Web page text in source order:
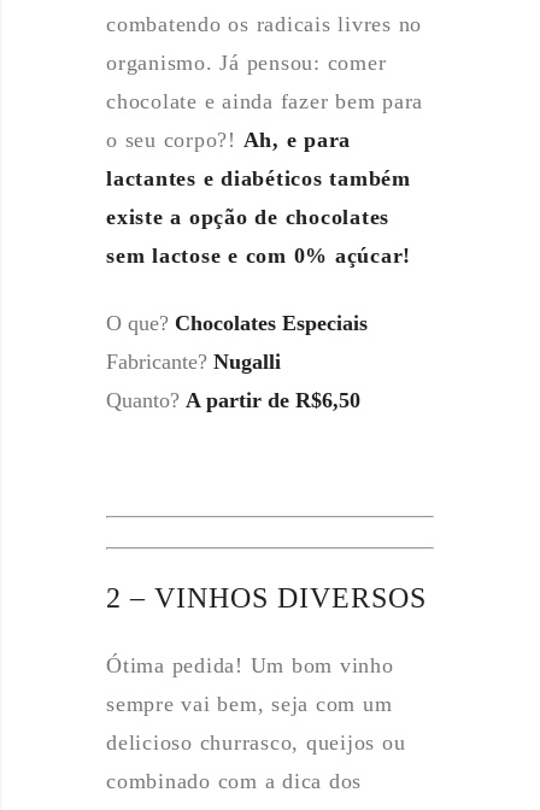
combatendo os radicais livres no
organismo. Já pensou: comer
chocolate e ainda fazer bem para
o seu corpo?! Ah, e para
lactantes e diabéticos também
existe a opção de chocolates
sem lactose e com 0% açúcar!
O que? Chocolates Especiais
Fabricante? Nugalli
Quanto? A partir de R$6,50
2 – VINHOS DIVERSOS
Ótima pedida! Um bom vinho
sempre vai bem, seja com um
delicioso churrasco, queijos ou
combinado com a dica dos